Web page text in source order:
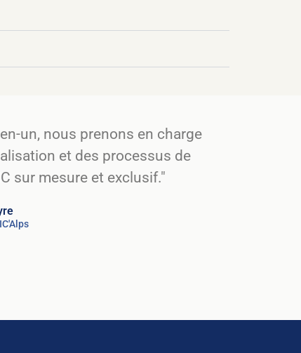
un, nous prenons en charge
et des processus de
sur mesure et exclusif."